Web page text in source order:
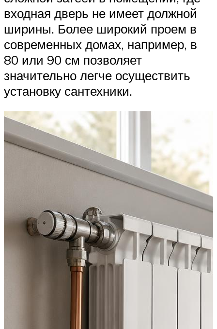
входная дверь не имеет должной
ширины. Более широкий проем в
современных домах, например, в
80 или 90 см позволяет
значительно легче осуществить
установку сантехники.